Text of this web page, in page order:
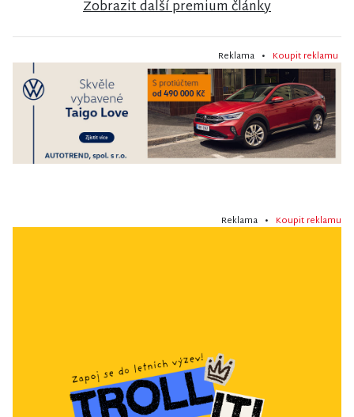
Zobrazit další premium články
Reklama • Koupit reklamu
Reklama • Koupit reklamu